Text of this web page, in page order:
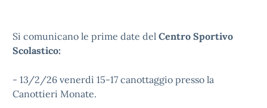
Si comunicano le prime date del Centro Sportivo
Scolastico:
- 13/2/26 venerdì 15-17 canottaggio presso la
Canottieri Monate.